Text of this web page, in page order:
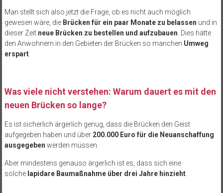
Man stellt sich also jetzt die Frage, ob es nicht auch möglich
gewesen wäre, die Brücken für ein paar Monate zu belassen und in
dieser Zeit neue Brücken zu bestellen und aufzubauen . Dies hätte
den Anwohnern in den Gebieten der Brücken so manchen Umweg
erspart.
Was viele nicht verstehen: Warum dauert es mit den
neuen Brücken so lange?
Es ist sicherlich ärgerlich genug, dass die Brücken den Geist
aufgegeben haben und über 200.000 Euro für die Neuanschaffung
ausgegeben werden müssen.
Aber mindestens genauso ärgerlich ist es, dass sich eine
solche lapidare Baumaßnahme über drei Jahre hinzieht.